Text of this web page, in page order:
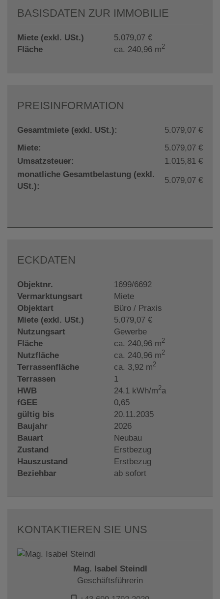
BASISDATEN ZUR IMMOBILIE
Miete (exkl. USt.)
5.079,07 €
Fläche
ca. 240,96 m2
PREISINFORMATION
Gesamtmiete (exkl. USt.):
5.079,07 €
Miete:
5.079,07 €
Umsatzsteuer:
1.015,81 €
monatliche Gesamtbelastung (exkl.
USt.):
5.079,07 €
ECKDATEN
Objektnr.
1699/6692
Vermarktungsart
Miete
Objektart
Büro / Praxis
Miete (exkl. USt.)
5.079,07 €
Nutzungsart
Gewerbe
Fläche
ca. 240,96 m2
Nutzfläche ca. 240,96 m2
Terrassenfläche ca. 3,92 m2
Terrassen
1
HWB
24.1 kWh/m2a
fGEE
0,65
gültig bis
20.11.2035
Baujahr
2026
Bauart
Neubau
Zustand
Erstbezug
Hauszustand
Erstbezug
Beziehbar
ab sofort
KONTAKTIEREN SIE UNS
Mag. Isabel Steindl
Geschäftsführerin